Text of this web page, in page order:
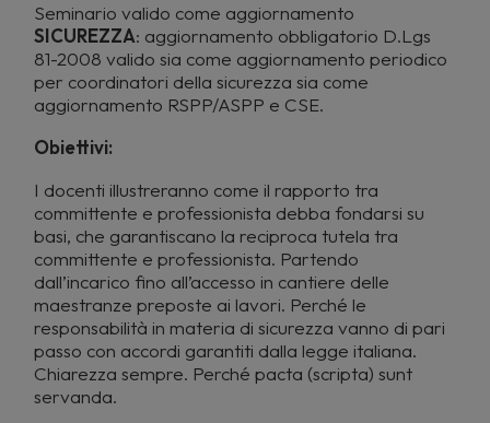
Seminario valido come aggiornamento
SICUREZZA: aggiornamento obbligatorio D.Lgs
81-2008 valido sia come aggiornamento periodico
per coordinatori della sicurezza sia come
aggiornamento RSPP/ASPP e CSE.
Obiettivi:
I docenti illustreranno come il rapporto tra
committente e professionista debba fondarsi su
basi, che garantiscano la reciproca tutela tra
committente e professionista. Partendo
dall’incarico fino all’accesso in cantiere delle
maestranze preposte ai lavori. Perché le
responsabilità in materia di sicurezza vanno di pari
passo con accordi garantiti dalla legge italiana.
Chiarezza sempre. Perché pacta (scripta) sunt
servanda.